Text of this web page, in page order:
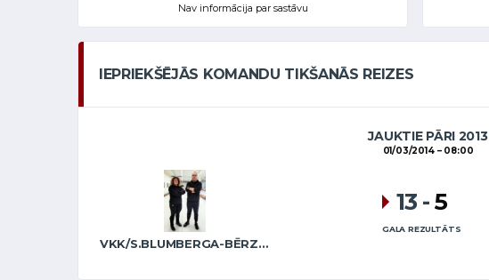
Nav informācija par sastāvu
IEPRIEKŠĒJĀS KOMANDU TIKŠANĀS REIZES
JAUKTIE PĀRI 2013
01/03/2014 08:00
VKK/S.BLUMBERGA-BĒRZIŅA A.BREMANIS
13 - 5
GALA REZULTĀTS